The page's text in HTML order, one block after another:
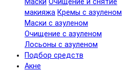
Маски Очищение и снятие
макияжа Кремы с азуленом
Маски с азуленом
Очищение с азуленом
Лосьоны с азуленом
Подбор средств
Акне